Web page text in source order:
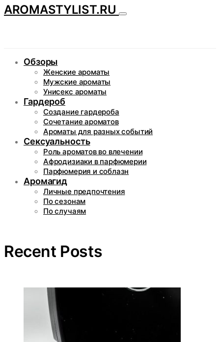
AROMASTYLIST.RU
Обзоры
Женские ароматы
Мужские ароматы
Унисекс ароматы
Гардероб
Создание гардероба
Сочетание ароматов
Ароматы для разных событий
Сексуальность
Роль ароматов во влечении
Афродизиаки в парфюмерии
Парфюмерия и соблазн
Аромагид
Личные предпочтения
По сезонам
По случаям
Recent Posts